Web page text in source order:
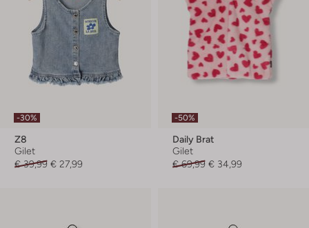
-30%
Z8
Gilet
€ 39,99 € 27,99
-50%
Daily Brat
Gilet
€ 69,99 € 34,99